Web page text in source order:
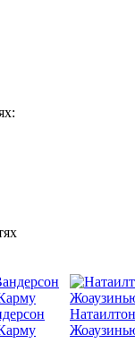
Натаилтон